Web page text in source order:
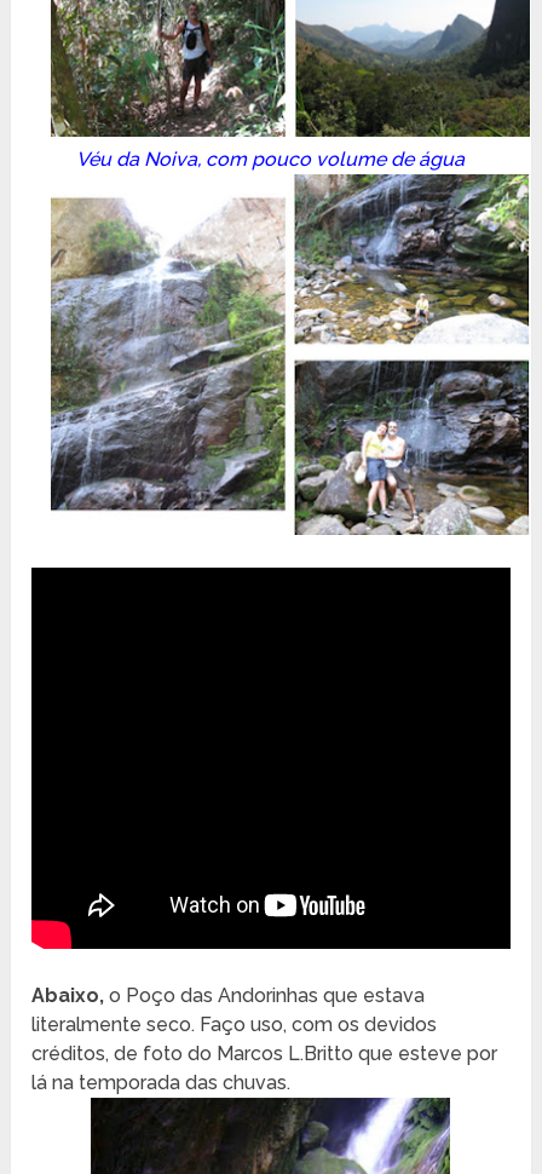
Véu da Noiva, com pouco volume de água
Abaixo,o Poço das Andorinhas que estava
literalmente seco. Faço uso, com os devidos
créditos, de foto do Marcos L.Britto que esteve por
lá na temporada das chuvas.